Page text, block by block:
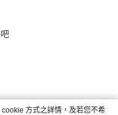
方式之詳情，及若您不希